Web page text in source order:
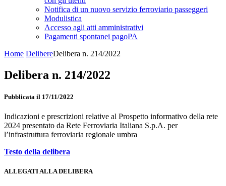
Notifica di un nuovo servizio ferroviario passeggeri
Modulistica
Accesso agli atti amministrativi
Pagamenti spontanei pagoPA
Home DelibereDelibera n. 214/2022
Delibera n. 214/2022
Pubblicata il 17/11/2022
Indicazioni e prescrizioni relative al Prospetto informativo della rete
2024 presentato da Rete Ferroviaria Italiana S.p.A. per
l’infrastruttura ferroviaria regionale umbra
Testo della delibera
ALLEGATI ALLA DELIBERA